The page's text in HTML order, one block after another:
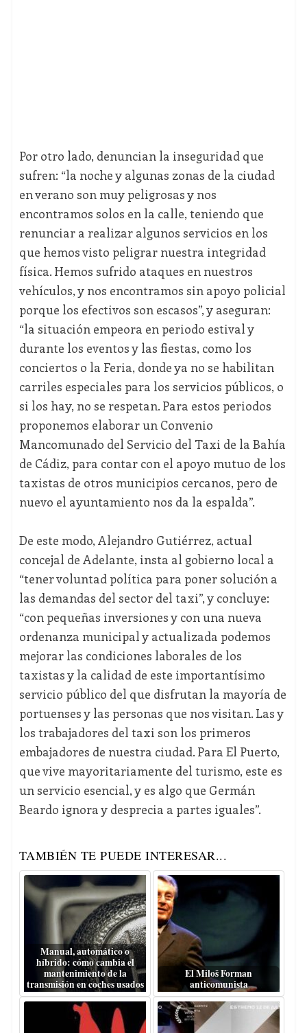
Por otro lado, denuncian la inseguridad que
sufren: “la noche y algunas zonas de la ciudad
en verano son muy peligrosas y nos
encontramos solos en la calle, teniendo que
renunciar a realizar algunos servicios en los
que hemos visto peligrar nuestra integridad
física. Hemos sufrido ataques en nuestros
vehículos, y nos encontramos sin apoyo policial
porque los efectivos son escasos”, y aseguran:
“la situación empeora en periodo estival y
durante los eventos y las fiestas, como los
conciertos o la Feria, donde ya no se habilitan
carriles especiales para los servicios públicos, o
si los hay, no se respetan. Para estos periodos
proponemos elaborar un Convenio
Mancomunado del Servicio del Taxi de la Bahía
de Cádiz, para contar con el apoyo mutuo de los
taxistas de otros municipios cercanos, pero de
nuevo el ayuntamiento nos da la espalda”.
De este modo, Alejandro Gutiérrez, actual
concejal de Adelante, insta al gobierno local a
“tener voluntad política para poner solución a
las demandas del sector del taxi”, y concluye:
“con pequeñas inversiones y con una nueva
ordenanza municipal y actualizada podemos
mejorar las condiciones laborales de los
taxistas y la calidad de este importantísimo
servicio público del que disfrutan la mayoría de
portuenses y las personas que nos visitan. Las y
los trabajadores del taxi son los primeros
embajadores de nuestra ciudad. Para El Puerto,
que vive mayoritariamente del turismo, este es
un servicio esencial, y es algo que Germán
Beardo ignora y desprecia a partes iguales”.
TAMBIÉN TE PUEDE INTERESAR...
Manual, automático o
híbrido: cómo cambia el
mantenimiento de la
transmisión en coches usados
El Miloš Forman
anticomunista